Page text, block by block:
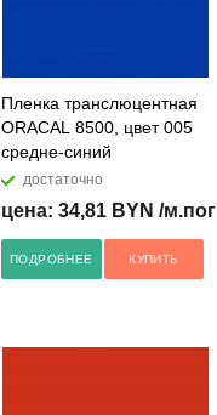
Пленка транслюцентная
ORACAL 8500, цвет 005
средне-синий
достаточно
цена: 34,81 BYN /м.пог
ПОДРОБНЕЕ КУПИТЬ